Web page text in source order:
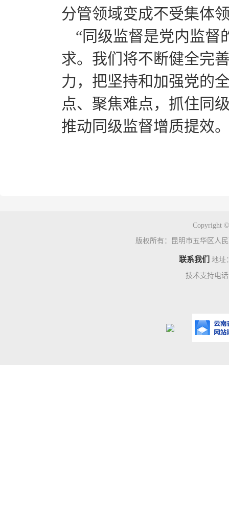
分管领域变成不受集体
“同级监督是党内监督
求。我们将不断健全完
力，把坚持和加强党的
点、聚焦难点，抓住同
推动同级监督增质提效
Copyright
版权所有：昆明市五华区人
联系我们 地址
技术支持电